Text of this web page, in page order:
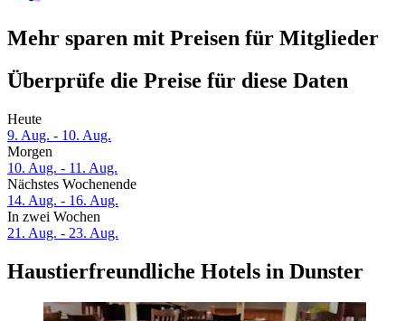
Mehr sparen mit Preisen für Mitglieder
Überprüfe die Preise für diese Daten
Heute
9. Aug. - 10. Aug.
Morgen
10. Aug. - 11. Aug.
Nächstes Wochenende
14. Aug. - 16. Aug.
In zwei Wochen
21. Aug. - 23. Aug.
Haustierfreundliche Hotels in Dunster